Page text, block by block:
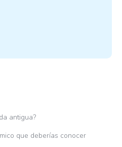
antigua?
que deberías conocer